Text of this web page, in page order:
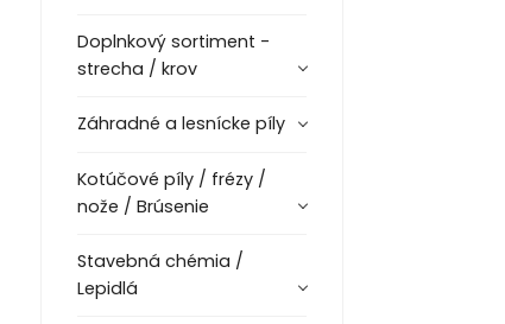
Doplnkový sortiment -
strecha / krov
Záhradné a lesnícke píly
Kotúčové píly / frézy /
nože / Brúsenie
Stavebná chémia /
Lepidlá